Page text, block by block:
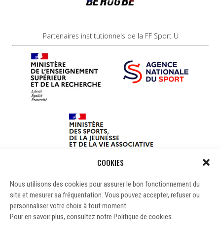
COOKIES
Nous utilisons des cookies pour assurer le bon fonctionnement du
site et mesurer sa fréquentation. Vous pouvez accepter, refuser ou
personnaliser votre choix à tout moment.
Pour en savoir plus, consultez notre Politique de cookies.
Partenaires institutionnels de la FF Sport U